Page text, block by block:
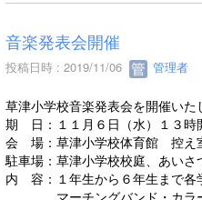
音楽発表会開催
投稿日時 : 2019/11/06 管理者
草津小学校音楽発表会を開催いた
期 日：１１月６日（水）１３
会 場：草津小学校体育館 控え
駐車場：草津小学校校庭、あいさ
内 容：１年生から６年生まで各
マーチングバンド・カラーが